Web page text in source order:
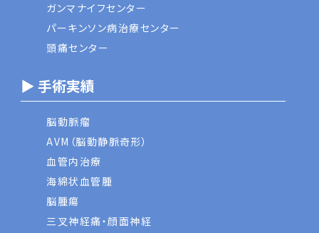
ガンマナイフセンター
パーキンソン病治療センター
頭痛センター
▶ 手術実績
脳動脈瘤
AVM（脳動静脈奇形）
血管内治療
海綿状血管腫
脳腫瘍
三叉神経痛・顔面神経